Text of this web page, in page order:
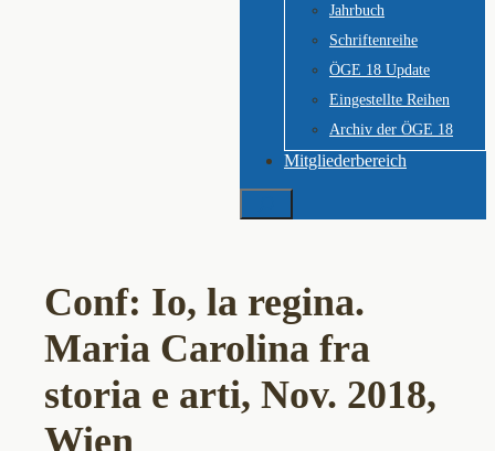
Jahrbuch
Schriftenreihe
ÖGE 18 Update
Eingestellte Reihen
Archiv der ÖGE 18
Mitgliederbereich
Suchen
Conf: Io, la regina.
Maria Carolina fra
storia e arti, Nov. 2018,
Wien